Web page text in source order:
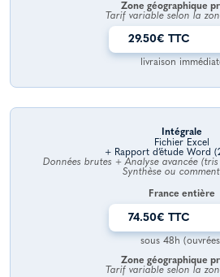
Zone géographique
Tarif variable selon la
29.50€ TTC
livraison
Intégrale
Fichier Excel
+ Rapport d’étude Word
Données brutes + Analyse avancée
Synthèse ou
France entière
74.50€ TTC
sous 48h
Zone géographique
Tarif variable selon la